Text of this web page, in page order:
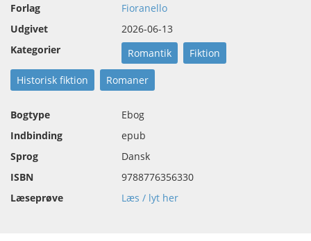
Forlag
Fioranello
Udgivet
2026-06-13
Kategorier
Romantik Fiktion
Historisk fiktion Romaner
Bogtype
Ebog
Indbinding
epub
Sprog
Dansk
ISBN
9788776356330
Læseprøve
Læs / lyt her